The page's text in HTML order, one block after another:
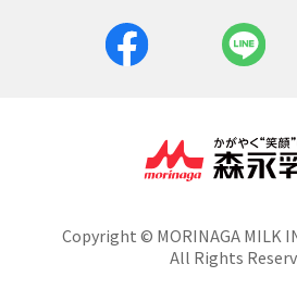
Copyright © MORINAGA MILK
All Rights